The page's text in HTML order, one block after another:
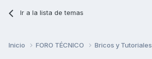
Ir a la lista de temas
Inicio FORO TÉCNICO Bricos y Tutoriales